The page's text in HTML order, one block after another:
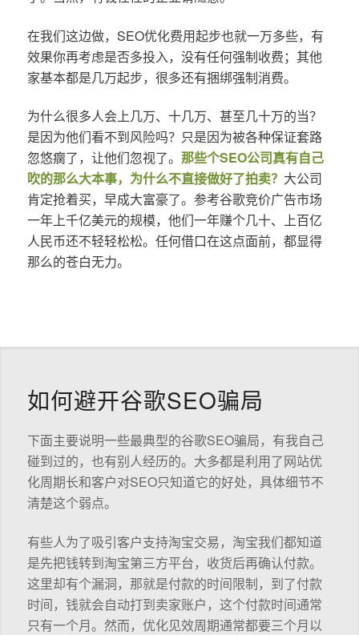
在我们这边做，SEO优化费用起步也就一万多些，有
效果你再考虑是否多投入，没有任何强制收费；其他
家基本都是几万起步，很多还有捆绑强制消费。
为什么很多人会上几万、十几万、甚至几十万的当？
是因为他们看不到风险吗？只是因为被各种保证套路
忽悠瘸了，让他们忽视了。 那些个SEO公司真有自己
吹的那么大本事，为什么不直接做好了拍卖？ 大公司
肯定抢着买，早成大富豪了。参考谷歌竞价广告市场
一年上千亿美元的规模，他们一年赚个几十、上百亿
人民币还不轻轻松松。任何借口在这点面前，都显得
那么的苍白无力。
如何避开谷歌SEO骗局
下面主要说明一些最典型的谷歌SEO骗局，有我自己
碰到过的，也有别人经历的。大多都是利用了网站优
化周期长和客户对SEO只知道它的好处，具体细节不
清楚这个弱点。
有些人为了吸引客户支持淘宝交易，淘宝我们都知道
是先把钱转到淘宝第三方平台，收货后再确认付款。
这里却有个漏洞，那就是付款的时间限制，到了付款
时间，钱就会自动打到卖家账户，这个付款时间通常
只有一个月。然而，优化见效周期通常都要三个月以